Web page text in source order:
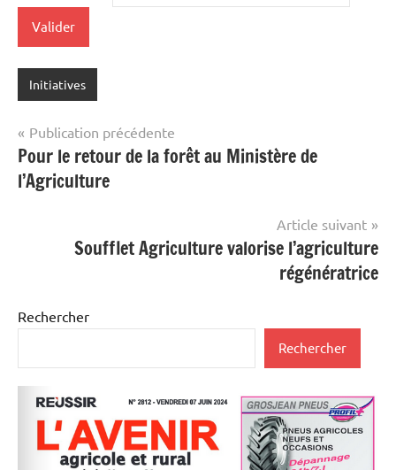
Initiatives
Navigation
de
l’article
Publication précédente
Pour le retour de la forêt au Ministère de
l’Agriculture
Article suivant
Soufflet Agriculture valorise l’agriculture
régénératrice
Rechercher
Rechercher